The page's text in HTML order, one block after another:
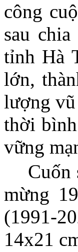
công
sau
tỉnh Hà
lớn,
lượng
thời
vững
Cuốn
mừng
(1991-
14x21